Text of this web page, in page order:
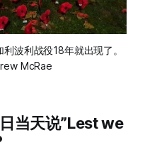
波利战役18年就出现了。
McRae
当天说”Lest we